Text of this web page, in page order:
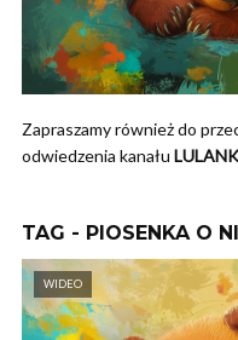
Zapraszamy również do
odwiedzenia kanału
TAG - PIOSENKA O
WIDEO